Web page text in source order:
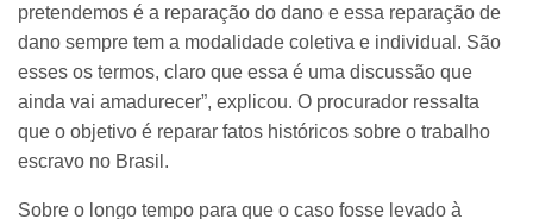
pretendemos é a reparação do dano e essa reparação de
dano sempre tem a modalidade coletiva e individual. São
esses os termos, claro que essa é uma discussão que
ainda vai amadurecer”, explicou. O procurador ressalta
que o objetivo é reparar fatos históricos sobre o trabalho
escravo no Brasil.
Sobre o longo tempo para que o caso fosse levado à